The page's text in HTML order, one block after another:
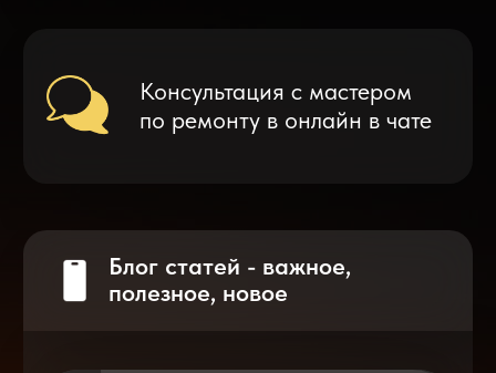
Что делать после замены аккумулятора
на смартфоне?